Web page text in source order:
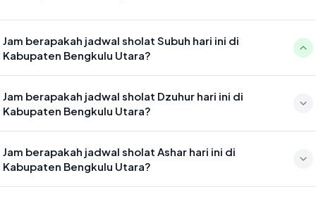
Jam berapakah jadwal sholat Subuh hari ini di
Kabupaten Bengkulu Utara?
05:00
Jam berapakah jadwal sholat Dzuhur hari ini di
Kabupaten Bengkulu Utara?
12:20
Jam berapakah jadwal sholat Ashar hari ini di
Kabupaten Bengkulu Utara?